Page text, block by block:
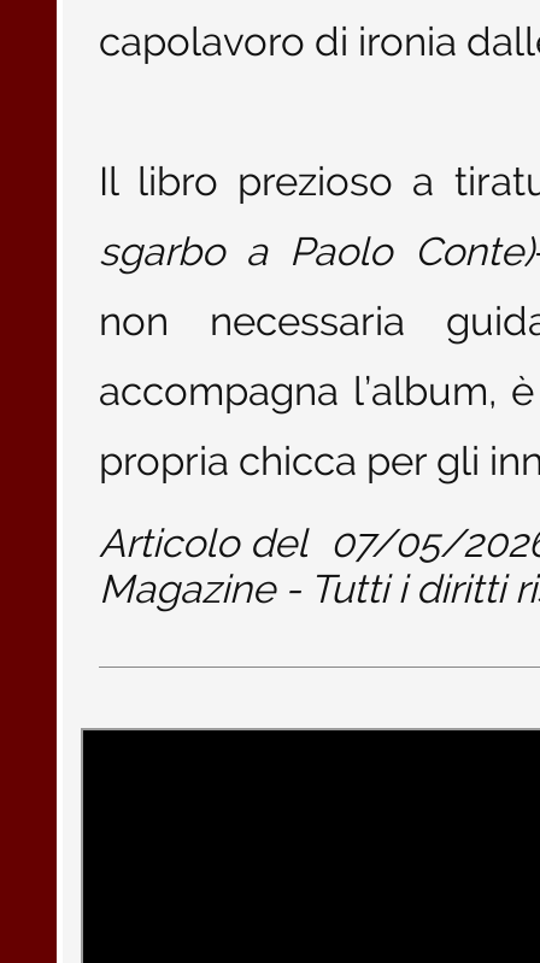
capolavoro di ironia
Il libro prezioso a
sgarbo a Paolo Conte)
non necessaria
accompagna l’album,
propria chicca per gli
Articolo del 07/05/
Magazine - Tutti i diritti